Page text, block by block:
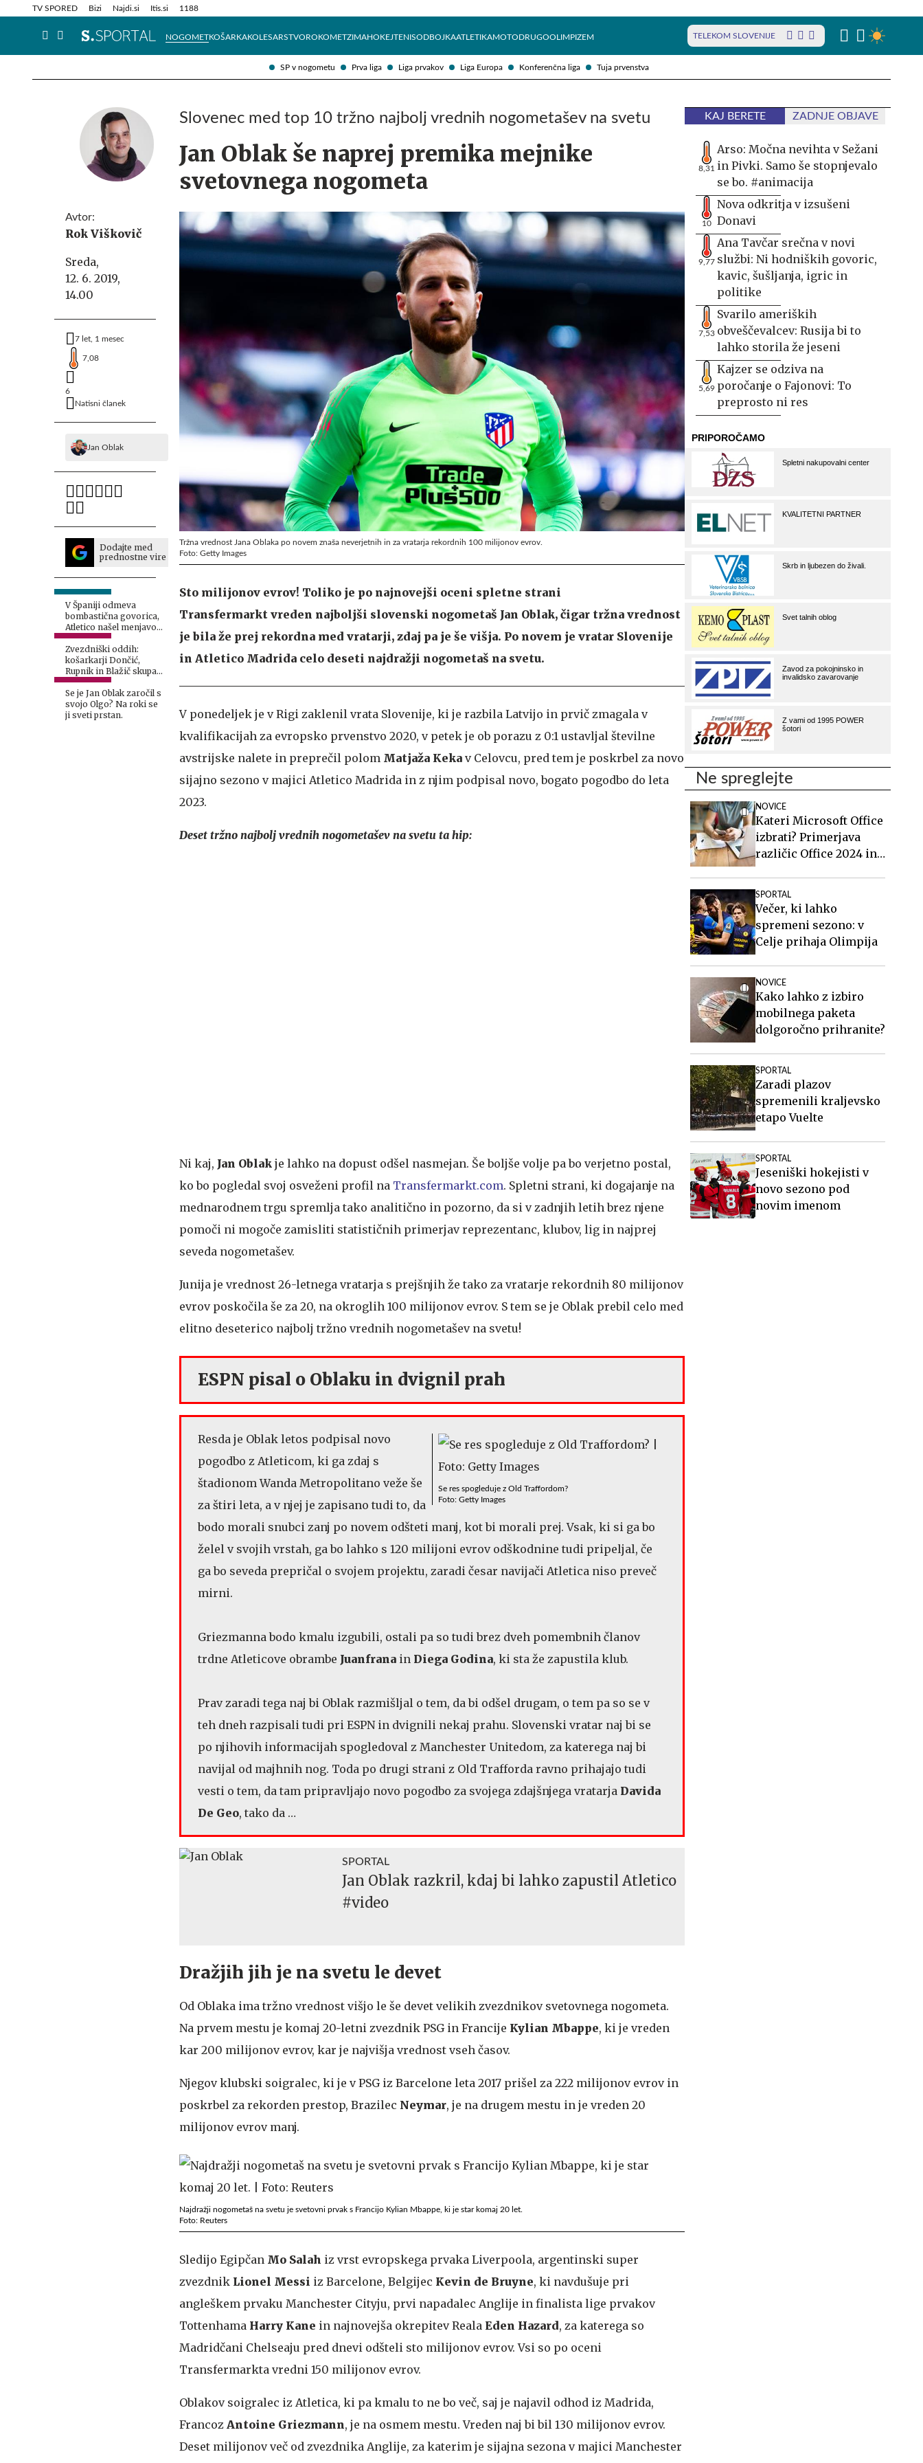
SP v nogometu Prva liga Liga prvakov Liga Europa Konferenčna liga Tuja prvenstva
TV SPORED Bizi Najdi.si Itis.si 1188
NOGOMETKOŠARKAKOLESARSTVOROKOMETZIMAHOKEJTENISODBOJKAATLETIKAMOTODRUGOOLIMPIZEM TELEKOM SLOVENIJE
Info in obvestila Tehnik
Avtor:
Rok Viškovič
Sreda,
12. 6. 2019,
14.00
7 let, 1 mesec
7,08
6
Natisni članek
Jan Oblak
Dodajte med
prednostne vire
V Španiji odmeva
bombastična govorica,
Atletico našel menjavo
za Jana Oblaka
Zvezdniški oddih:
košarkarji Dončić,
Rupnik in Blažič skupaj
na jahti
Se je Jan Oblak zaročil s
svojo Olgo? Na roki se
ji sveti prstan.
Slovenec med top 10 tržno najbolj vrednih nogometašev na svetu
Jan Oblak še naprej premika mejnike
svetovnega nogometa
Tržna vrednost Jana Oblaka po novem znaša neverjetnih in za vratarja rekordnih 100 milijonov evrov.
Foto: Getty Images
Sto milijonov evrov! Toliko je po najnovejši oceni spletne strani
Transfermarkt vreden najboljši slovenski nogometaš Jan Oblak, čigar tržna vrednost
je bila že prej rekordna med vratarji, zdaj pa je še višja. Po novem je vratar Slovenije
in Atletico Madrida celo deseti najdražji nogometaš na svetu.
V ponedeljek je v Rigi zaklenil vrata Slovenije, ki je razbila Latvijo in prvič zmagala v
kvalifikacijah za evropsko prvenstvo 2020, v petek je ob porazu z 0:1 ustavljal številne
avstrijske nalete in preprečil polom Matjaža Keka v Celovcu, pred tem je poskrbel za novo
sijajno sezono v majici Atletico Madrida in z njim podpisal novo, bogato pogodbo do leta
2023.
Deset tržno najbolj vrednih nogometašev na svetu ta hip:
Ni kaj, Jan Oblak je lahko na dopust odšel nasmejan. Še boljše volje pa bo verjetno postal,
ko bo pogledal svoj osveženi profil na Transfermarkt.com. Spletni strani, ki dogajanje na
mednarodnem trgu spremlja tako analitično in pozorno, da si v zadnjih letih brez njene
pomoči ni mogoče zamisliti statističnih primerjav reprezentanc, klubov, lig in najprej
seveda nogometašev.
Junija je vrednost 26-letnega vratarja s prejšnjih že tako za vratarje rekordnih 80 milijonov
evrov poskočila še za 20, na okroglih 100 milijonov evrov. S tem se je Oblak prebil celo med
elitno deseterico najbolj tržno vrednih nogometašev na svetu!
ESPN pisal o Oblaku in dvignil prah
Se res spogleduje z Old Traffordom?
Foto: Getty Images
Resda je Oblak letos podpisal novo
pogodbo z Atleticom, ki ga zdaj s
štadionom Wanda Metropolitano veže še
za štiri leta, a v njej je zapisano tudi to, da
bodo morali snubci zanj po novem odšteti manj, kot bi morali prej. Vsak, ki si ga bo
želel v svojih vrstah, ga bo lahko s 120 milijoni evrov odškodnine tudi pripeljal, če
ga bo seveda prepričal o svojem projektu, zaradi česar navijači Atletica niso preveč
mirni.
Griezmanna bodo kmalu izgubili, ostali pa so tudi brez dveh pomembnih članov
trdne Atleticove obrambe Juanfrana in Diega Godina, ki sta že zapustila klub.
Prav zaradi tega naj bi Oblak razmišljal o tem, da bi odšel drugam, o tem pa so se v
teh dneh razpisali tudi pri ESPN in dvignili nekaj prahu. Slovenski vratar naj bi se
po njihovih informacijah spogledoval z Manchester Unitedom, za katerega naj bi
navijal od majhnih nog. Toda po drugi strani z Old Trafforda ravno prihajajo tudi
vesti o tem, da tam pripravljajo novo pogodbo za svojega zdajšnjega vratarja Davida
De Geo, tako da …
SPORTAL
Jan Oblak razkril, kdaj bi lahko zapustil Atletico
#video
Dražjih jih je na svetu le devet
Od Oblaka ima tržno vrednost višjo le še devet velikih zvezdnikov svetovnega nogometa.
Na prvem mestu je komaj 20-letni zvezdnik PSG in Francije Kylian Mbappe, ki je vreden
kar 200 milijonov evrov, kar je najvišja vrednost vseh časov.
Njegov klubski soigralec, ki je v PSG iz Barcelone leta 2017 prišel za 222 milijonov evrov in
poskrbel za rekorden prestop, Brazilec Neymar, je na drugem mestu in je vreden 20
milijonov evrov manj.
Najdražji nogometaš na svetu je svetovni prvak s Francijo Kylian Mbappe, ki je star komaj 20 let.
Foto: Reuters
Sledijo Egipčan Mo Salah iz vrst evropskega prvaka Liverpoola, argentinski super
zvezdnik Lionel Messi iz Barcelone, Belgijec Kevin de Bruyne, ki navdušuje pri
angleškem prvaku Manchester Cityju, prvi napadalec Anglije in finalista lige prvakov
Tottenhama Harry Kane in najnovejša okrepitev Reala Eden Hazard, za katerega so
Madridčani Chelseaju pred dnevi odšteli sto milijonov evrov. Vsi so po oceni
Transfermarkta vredni 150 milijonov evrov.
Oblakov soigralec iz Atletica, ki pa kmalu to ne bo več, saj je najavil odhod iz Madrida,
Francoz Antoine Griezmann, je na osmem mestu. Vreden naj bi bil 130 milijonov evrov.
Deset milijonov več od zvezdnika Anglije, za katerim je sijajna sezona v majici Manchester
KAJ BERETE ZADNJE OBJAVE
8,31
Arso: Močna nevihta v Sežani
in Pivki. Samo še stopnjevalo
se bo. #animacija
10
Nova odkritja v izsušeni
Donavi
9,77
Ana Tavčar srečna v novi
službi: Ni hodniških govoric,
kavic, šušljanja, igric in
politike
7,53
Svarilo ameriških
obveščevalcev: Rusija bi to
lahko storila že jeseni
5,69
Kajzer se odziva na
poročanje o Fajonovi: To
preprosto ni res
Ne spreglejte
NOVICE
Kateri Microsoft Office
izbrati? Primerjava
različic Office 2024 in
SPORTAL
Večer, ki lahko
spremeni sezono: v
Celje prihaja Olimpija
NOVICE
Kako lahko z izbiro
mobilnega paketa
dolgoročno prihranite?
SPORTAL
Zaradi plazov
spremenili kraljevsko
etapo Vuelte
SPORTAL
Jeseniški hokejisti v
novo sezono pod
novim imenom